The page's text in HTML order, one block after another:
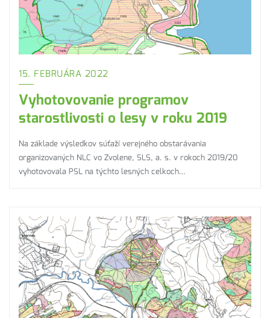
15. FEBRUÁRA 2022
Vyhotovovanie programov
starostlivosti o lesy v roku 2019
Na základe výsledkov súťaží verejného obstarávania
organizovaných NLC vo Zvolene, SLS, a. s. v rokoch 2019/20
vyhotovovala PSL na týchto lesných celkoch…